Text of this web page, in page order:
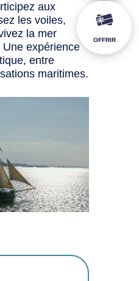
aux
les voiles,
la mer
expérience
entre
maritimes.
OFFRIR